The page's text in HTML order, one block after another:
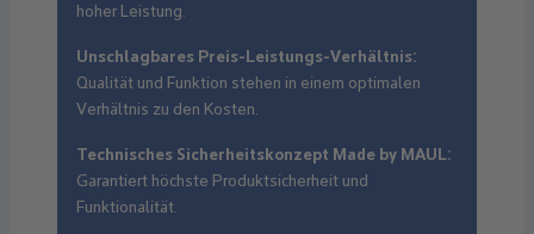
hoher Leistung.
Unschlagbares Preis-Leistungs-Verhältnis:
Qualität und Funktion stehen in einem optimalen
Verhältnis zu den Kosten.
Technisches Sicherheitskonzept Made by MAUL:
Garantiert höchste Produktsicherheit und
Funktionalität.